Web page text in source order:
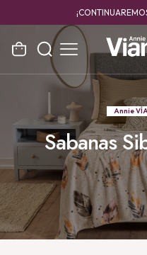
Annie
Sabanas